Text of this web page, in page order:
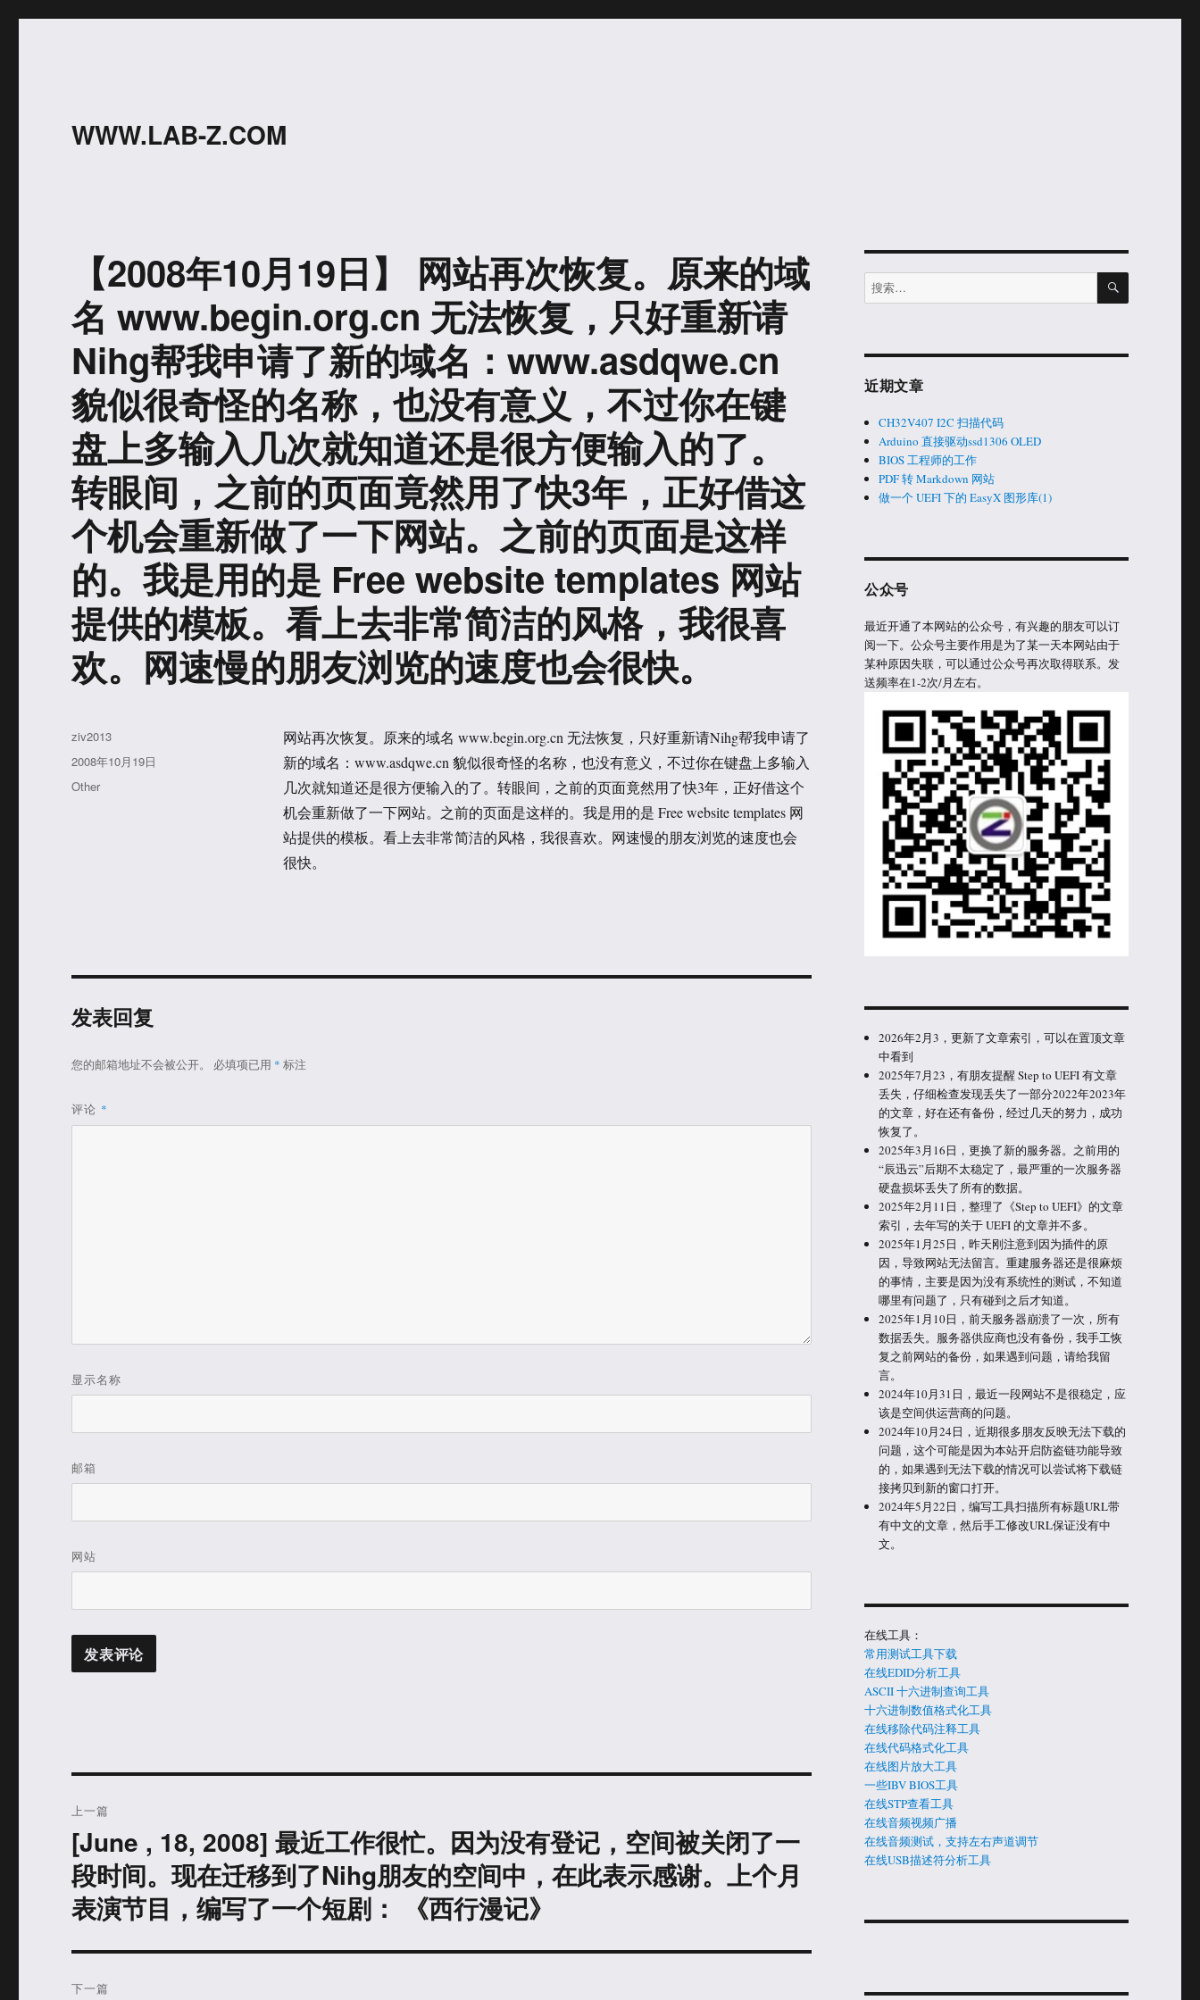
WWW.LAB-Z.COM
【2008年10月19日】 网站再次恢复。原来的域
名 www.begin.org.cn 无法恢复，只好重新请
Nihg帮我申请了新的域名：www.asdqwe.cn
貌似很奇怪的名称，也没有意义，不过你在键
盘上多输入几次就知道还是很方便输入的了。
转眼间，之前的页面竟然用了快3年，正好借这
个机会重新做了一下网站。之前的页面是这样
的。我是用的是 Free website templates 网站
提供的模板。看上去非常简洁的风格，我很喜
欢。网速慢的朋友浏览的速度也会很快。
网站再次恢复。原来的域名 www.begin.org.cn 无法恢复，只好重新请Nihg帮我申请了
新的域名：www.asdqwe.cn 貌似很奇怪的名称，也没有意义，不过你在键盘上多输入
几次就知道还是很方便输入的了。转眼间，之前的页面竟然用了快3年，正好借这个
机会重新做了一下网站。之前的页面是这样的。我是用的是 Free website templates 网
站提供的模板。看上去非常简洁的风格，我很喜欢。网速慢的朋友浏览的速度也会
很快。
作
者
ziv2013
发
布
2008年10月19日
分
Other
发表回复
您的邮箱地址不会被公开。 必填项已用 * 标注
评论 *
显示名称
邮箱
网站
章
导
航
上一篇
上
篇
文
章：
[June , 18, 2008] 最近工作很忙。因为没有登记，空间被关闭了一
段时间。现在迁移到了Nihg朋友的空间中，在此表示感谢。上个月
表演节目，编写了一个短剧： 《西行漫记》
下一篇
搜
索：
搜
近期文章
CH32V407 I2C 扫描代码
Arduino 直接驱动ssd1306 OLED
BIOS 工程师的工作
PDF 转 Markdown 网站
做一个 UEFI 下的 EasyX 图形库(1)
公众号
最近开通了本网站的公众号，有兴趣的朋友可以订
阅一下。公众号主要作用是为了某一天本网站由于
某种原因失联，可以通过公众号再次取得联系。发
送频率在1-2次/月左右。
2026年2月3，更新了文章索引，可以在置顶文章
中看到
2025年7月23，有朋友提醒 Step to UEFI 有文章
丢失，仔细检查发现丢失了一部分2022年2023年
的文章，好在还有备份，经过几天的努力，成功
恢复了。
2025年3月16日，更换了新的服务器。之前用的
“辰迅云”后期不太稳定了，最严重的一次服务器
硬盘损坏丢失了所有的数据。
2025年2月11日，整理了《Step to UEFI》的文章
索引，去年写的关于 UEFI 的文章并不多。
2025年1月25日，昨天刚注意到因为插件的原
因，导致网站无法留言。重建服务器还是很麻烦
的事情，主要是因为没有系统性的测试，不知道
哪里有问题了，只有碰到之后才知道。
2025年1月10日，前天服务器崩溃了一次，所有
数据丢失。服务器供应商也没有备份，我手工恢
复之前网站的备份，如果遇到问题，请给我留
言。
2024年10月31日，最近一段网站不是很稳定，应
该是空间供运营商的问题。
2024年10月24日，近期很多朋友反映无法下载的
问题，这个可能是因为本站开启防盗链功能导致
的，如果遇到无法下载的情况可以尝试将下载链
接拷贝到新的窗口打开。
2024年5月22日，编写工具扫描所有标题URL带
有中文的文章，然后手工修改URL保证没有中
文。
在线工具：
常用测试工具下载
在线EDID分析工具
ASCII 十六进制查询工具
十六进制数值格式化工具
在线移除代码注释工具
在线代码格式化工具
在线图片放大工具
一些IBV BIOS工具
在线STP查看工具
在线音频视频广播
在线音频测试，支持左右声道调节
在线USB描述符分析工具